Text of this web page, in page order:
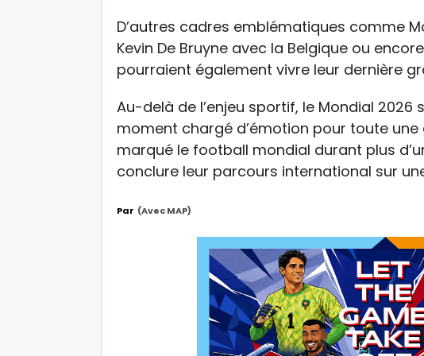
D’autres cadres emblématiques comme
Kevin De Bruyne avec la Belgique ou
pourraient également vivre leur dernière
Au-delà de l’enjeu sportif, le Mondial 2026
moment chargé d’émotion pour toute
marqué le football mondial durant plus
conclure leur parcours international sur
Par (avec MAP)